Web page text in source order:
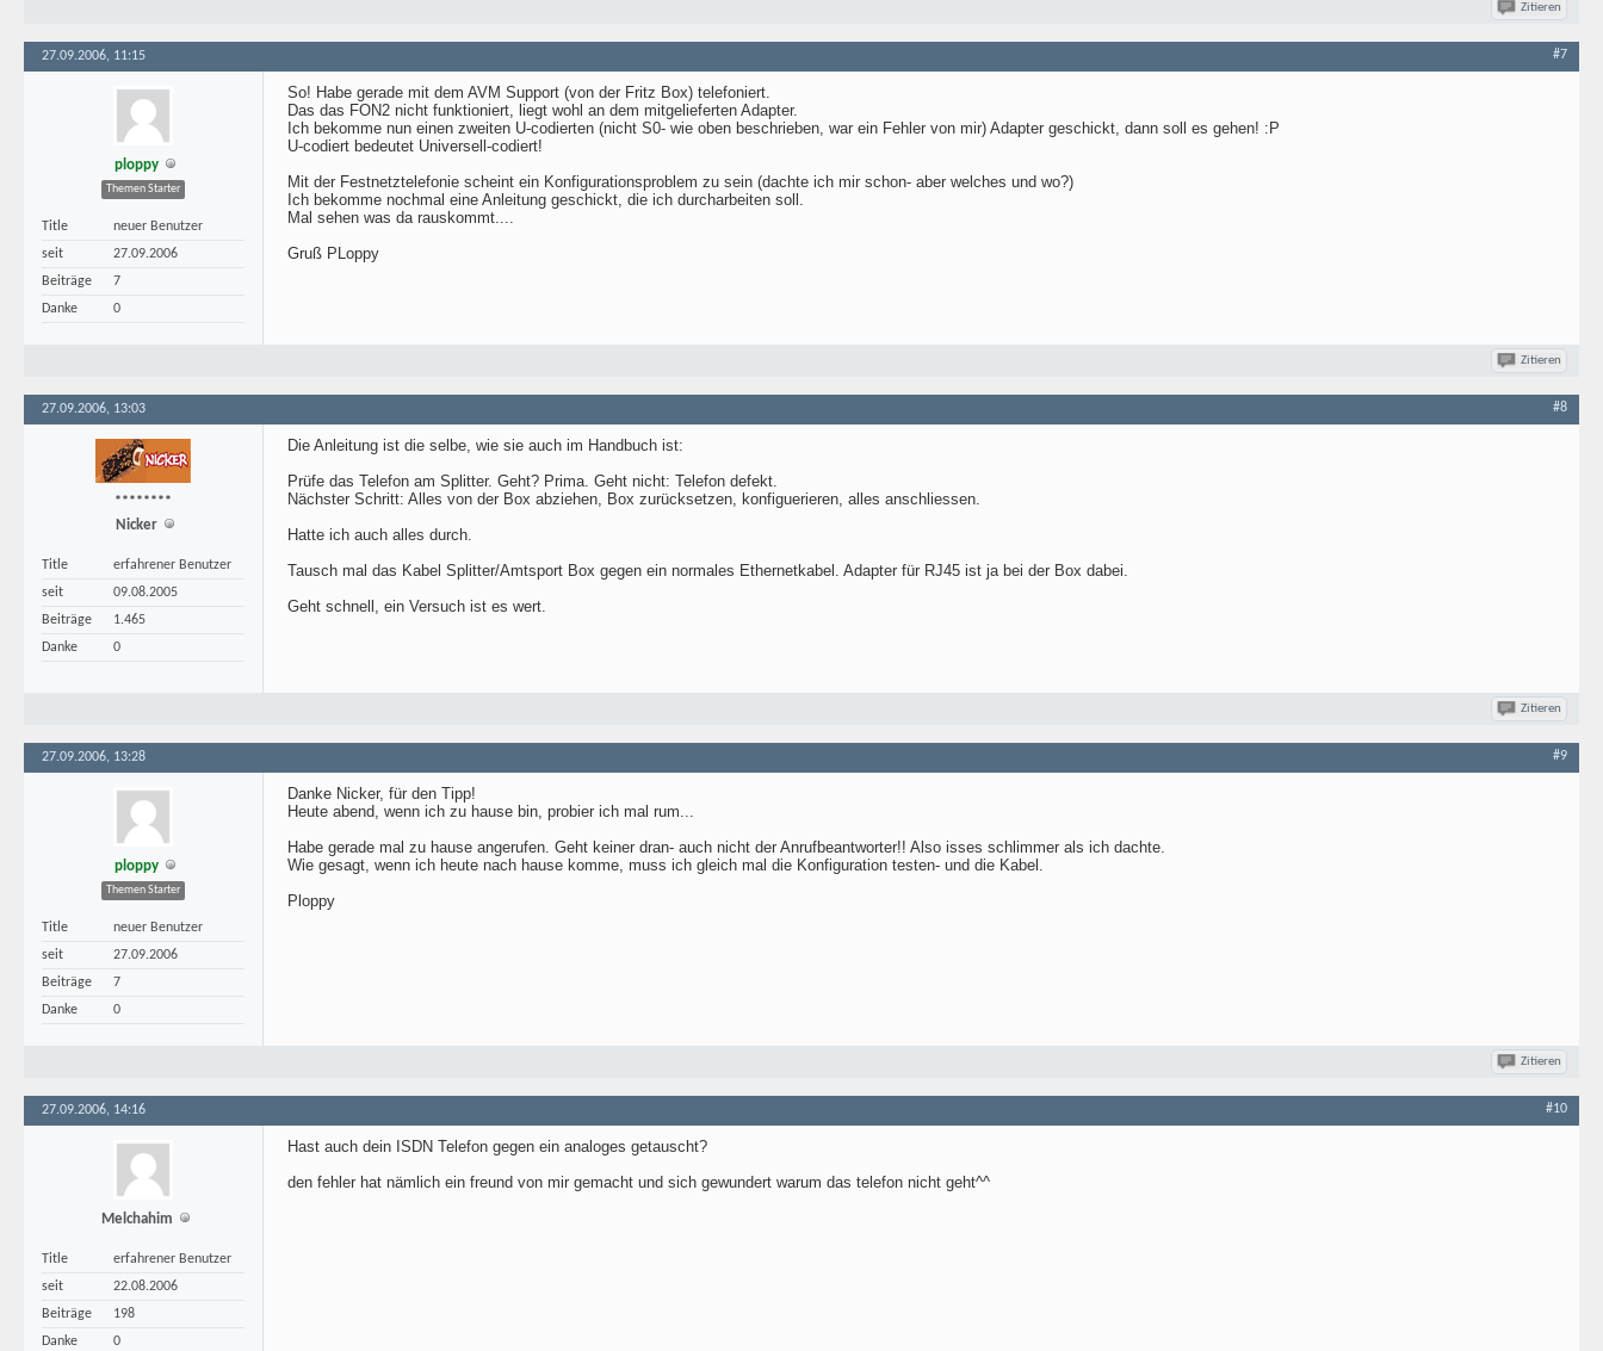
Zitieren
27.09.2006, 11:15 #7
ploppy
Themen Starter
Title
neuer Benutzer
seit
27.09.2006
Beiträge
7
Danke
0
So! Habe gerade mit dem AVM Support (von der Fritz Box) telefoniert.
Das das FON2 nicht funktioniert, liegt wohl an dem mitgelieferten Adapter.
Ich bekomme nun einen zweiten U-codierten (nicht S0- wie oben beschrieben, war ein Fehler von mir) Adapter geschickt, dann soll es gehen! :P
U-codiert bedeutet Universell-codiert!
Mit der Festnetztelefonie scheint ein Konfigurationsproblem zu sein (dachte ich mir schon- aber welches und wo?)
Ich bekomme nochmal eine Anleitung geschickt, die ich durcharbeiten soll.
Mal sehen was da rauskommt....
Gruß PLoppy
Zitieren
27.09.2006, 13:03 #8
********
Nicker
Title
erfahrener Benutzer
seit
09.08.2005
Beiträge
1.465
Danke
0
Die Anleitung ist die selbe, wie sie auch im Handbuch ist:
Prüfe das Telefon am Splitter. Geht? Prima. Geht nicht: Telefon defekt.
Nächster Schritt: Alles von der Box abziehen, Box zurücksetzen, konfiguerieren, alles anschliessen.
Hatte ich auch alles durch.
Tausch mal das Kabel Splitter/Amtsport Box gegen ein normales Ethernetkabel. Adapter für RJ45 ist ja bei der Box dabei.
Geht schnell, ein Versuch ist es wert.
Zitieren
27.09.2006, 13:28 #9
ploppy
Themen Starter
Title
neuer Benutzer
seit
27.09.2006
Beiträge
7
Danke
0
Danke Nicker, für den Tipp!
Heute abend, wenn ich zu hause bin, probier ich mal rum...
Habe gerade mal zu hause angerufen. Geht keiner dran- auch nicht der Anrufbeantworter!! Also isses schlimmer als ich dachte.
Wie gesagt, wenn ich heute nach hause komme, muss ich gleich mal die Konfiguration testen- und die Kabel.
Ploppy
Zitieren
27.09.2006, 14:16 #10
Melchahim
Title
erfahrener Benutzer
seit
22.08.2006
Beiträge
198
Danke
0
Hast auch dein ISDN Telefon gegen ein analoges getauscht?
den fehler hat nämlich ein freund von mir gemacht und sich gewundert warum das telefon nicht geht^^